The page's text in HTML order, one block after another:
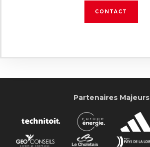
CONTACT
Partenaires Majeurs